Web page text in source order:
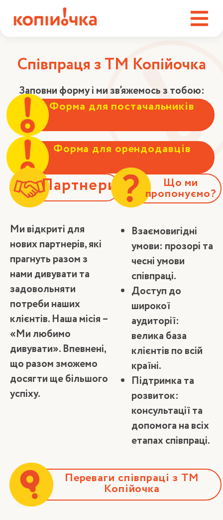
Співпраця з ТМ Копійочка
Заповни форму і ми зв’яжемось з тобою:
Форма для постачальників
Форма для орендодавців
Партнери
Ми відкриті для
нових партнерів, які
прагнуть разом з
нами дивувати та
задовольняти
потреби наших
клієнтів. Наша місія –
«Ми любимо
дивувати». Впевнені,
що разом зможемо
досягти ще більшого
успіху.
Що ми
пропонуємо?
Взаємовигідні
умови: прозорі та
чесні умови
співпраці.
Доступ до
широкої
аудиторії:
велика база
клієнтів по всій
країні.
Підтримка та
розвиток:
консультації та
допомога на всіх
етапах співпраці.
Переваги співпраці з ТМ
Копійочка